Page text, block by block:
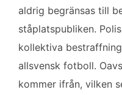
aldrig begränsas till
ståplatspubliken.
kollektiva
allsvensk fotboll.
kommer ifrån, vilken